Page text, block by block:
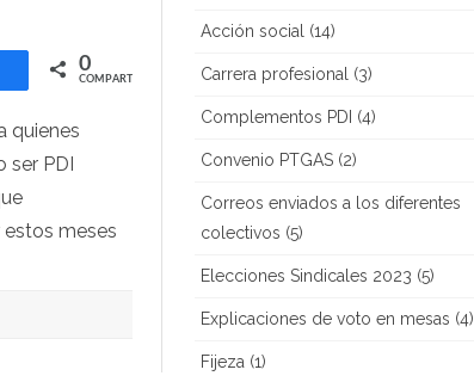
0
COMPARTIR
quienes
PDI
meses
Acción social(14)
Carrera profesional(3)
Complementos PDI (4)
Convenio PTGAS(2)
Correos enviados a los diferentes
colectivos (5)
Elecciones Sindicales 2023 (5)
Explicaciones de voto en mesas (4)
Fijeza(1)